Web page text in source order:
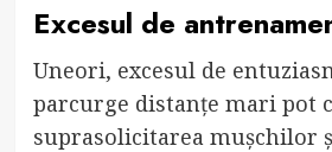
Excesul de
Uneori, excesul de
parcurge distanțe mari pot
suprasolicitarea mușchilor